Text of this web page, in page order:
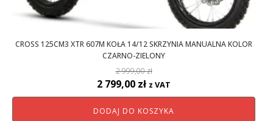
CROSS 125CM3 XTR 607M KOŁA 14/12 SKRZYNIA MANUALNA KOLOR
CZARNO-ZIELONY
2 999,00zł
Pierwotna
cena
wynosiła:
2 799,00 złAktualna
cena
wynosi:
z VAT
DODAJ DO KOSZYKA